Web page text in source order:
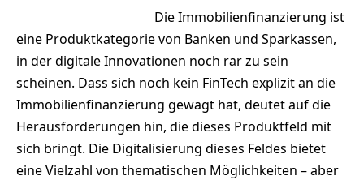
Die Immobilienfinanzierung ist
eine Produktkategorie von Banken und Sparkassen,
in der digitale Innovationen noch rar zu sein
scheinen. Dass sich noch kein FinTech explizit an die
Immobilienfinanzierung gewagt hat, deutet auf die
Herausforderungen hin, die dieses Produktfeld mit
sich bringt. Die Digitalisierung dieses Feldes bietet
eine Vielzahl von thematischen Möglichkeiten – aber